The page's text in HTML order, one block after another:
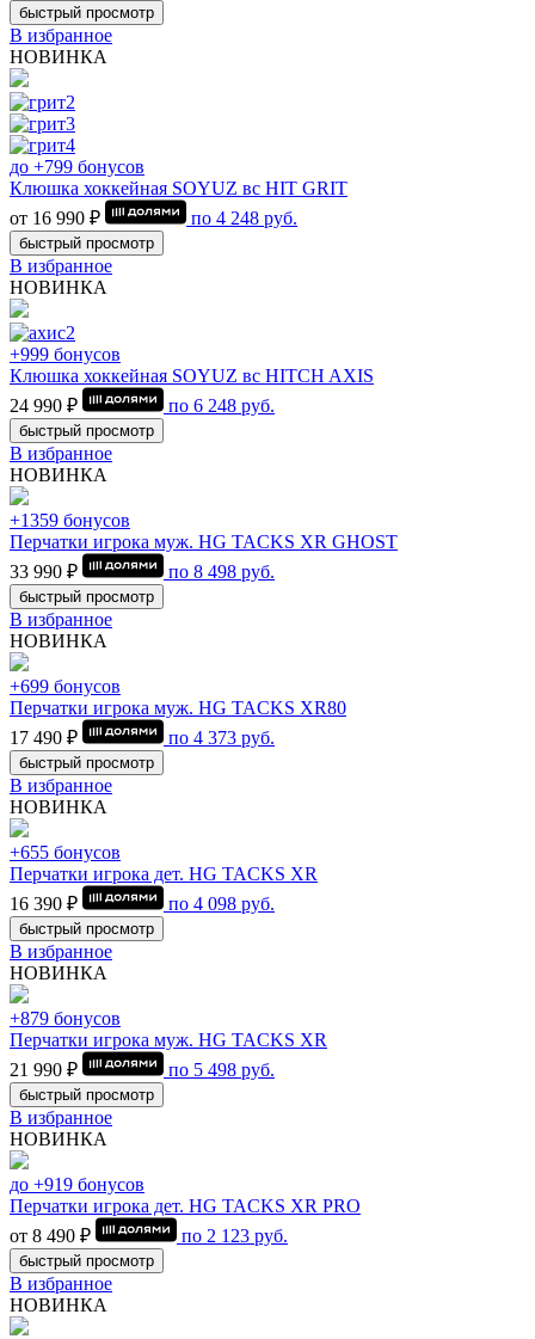
быстрый просмотр
В избранное
НОВИНКА
до +799 бонусов
Клюшка хоккейная SOYUZ вс HIT GRIT
от 16 990 ₽
по 4 248 руб.
быстрый просмотр
В избранное
НОВИНКА
+999 бонусов
Клюшка хоккейная SOYUZ вс HITCH AXIS
24 990 ₽
по 6 248 руб.
быстрый просмотр
В избранное
НОВИНКА
+1359 бонусов
Перчатки игрока муж. HG TACKS XR GHOST
33 990 ₽
по 8 498 руб.
быстрый просмотр
В избранное
НОВИНКА
+699 бонусов
Перчатки игрока муж. HG TACKS XR80
17 490 ₽
по 4 373 руб.
быстрый просмотр
В избранное
НОВИНКА
+655 бонусов
Перчатки игрока дет. HG TACKS XR
16 390 ₽
по 4 098 руб.
быстрый просмотр
В избранное
НОВИНКА
+879 бонусов
Перчатки игрока муж. HG TACKS XR
21 990 ₽
по 5 498 руб.
быстрый просмотр
В избранное
НОВИНКА
до +919 бонусов
Перчатки игрока дет. HG TACKS XR PRO
от 8 490 ₽
по 2 123 руб.
быстрый просмотр
В избранное
НОВИНКА